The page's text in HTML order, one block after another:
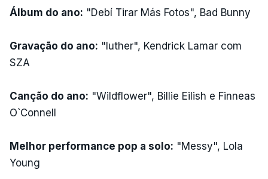
Álbum do ano: "Debí Tirar Más Fotos", Bad Bunny
Gravação do ano: "luther", Kendrick Lamar com
SZA
Canção do ano: "Wildflower", Billie Eilish e Finneas
O`Connell
Melhor performance pop a solo: "Messy", Lola
Young